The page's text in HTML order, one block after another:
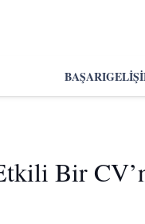
BAŞARI
Bir